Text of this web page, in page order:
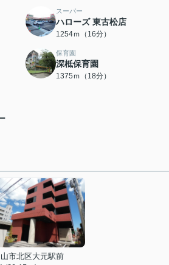
スーパー
ハローズ 東古松店
1254ｍ（16分）
保育園
深柢保育園
1375ｍ（18分）
山市北区大元駅前